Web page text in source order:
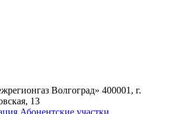
Волгоград» 400001, г.
13
Абонентские участки